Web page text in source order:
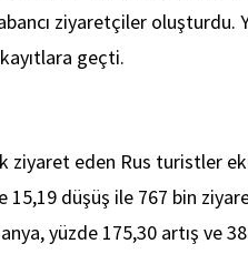
ziyaretçiler oluşturdu.
geçti.
ziyaret eden Rus turistler
15,19 düşüş ile 767 bin
yüzde 175,30 artış ve